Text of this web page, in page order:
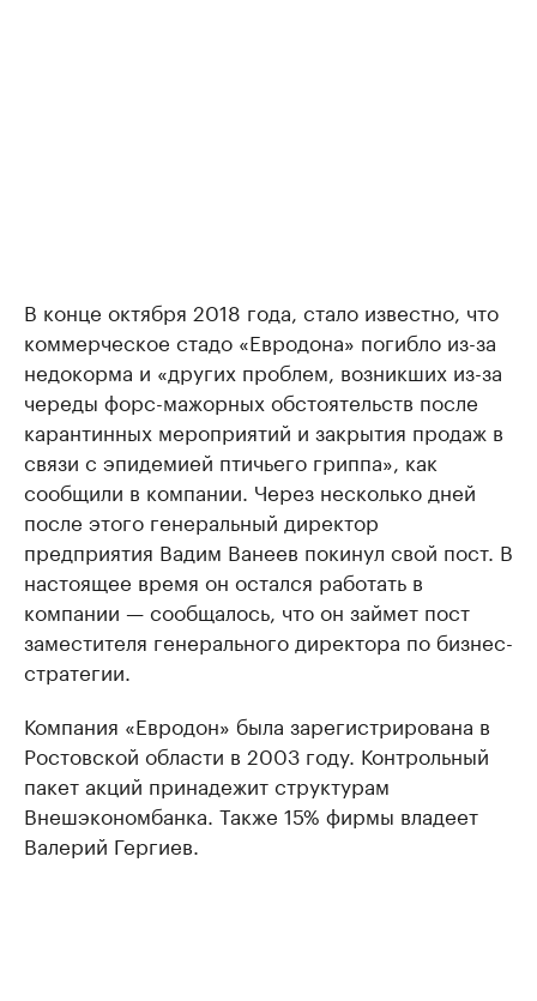
В конце октября 2018 года, стало известно, что
коммерческое стадо «Евродона» погибло из-за
недокорма и «других проблем, возникших из-за
череды форс-мажорных обстоятельств после
карантинных мероприятий и закрытия продаж в
связи с эпидемией птичьего гриппа», как
сообщили в компании. Через несколько дней
после этого генеральный директор
предприятия Вадим Ванеев покинул свой пост. В
настоящее время он остался работать в
компании — сообщалось, что он займет пост
заместителя генерального директора по бизнес-
стратегии.
Компания «Евродон» была зарегистрирована в
Ростовской области в 2003 году. Контрольный
пакет акций принадежит структурам
Внешэкономбанка. Также 15% фирмы владеет
Валерий Гергиев.